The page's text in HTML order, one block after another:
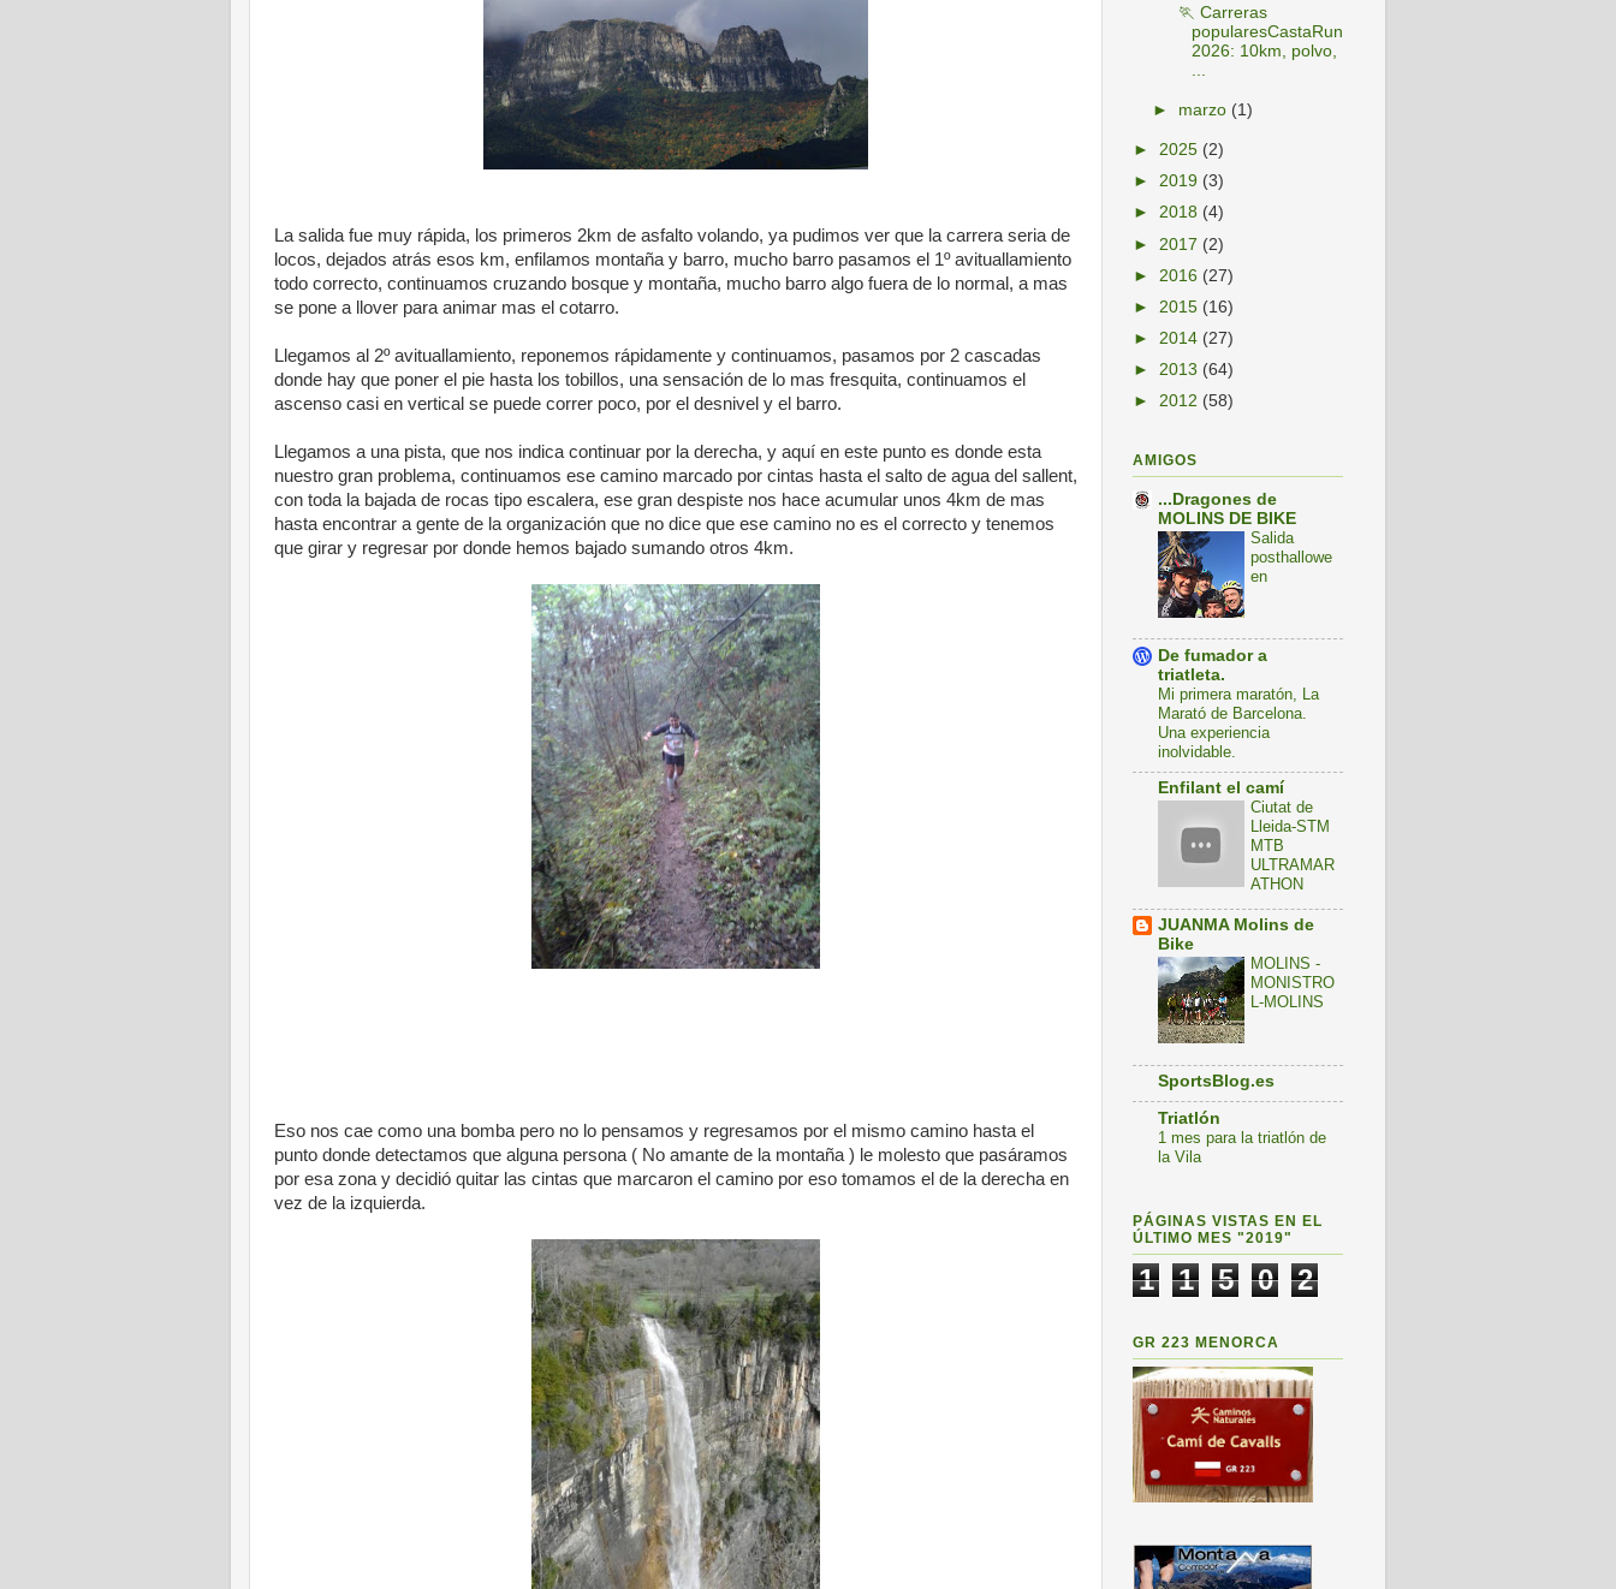
La salida fue muy rápida, los primeros 2km de asfalto volando, ya pudimos ver que la carrera seria de
locos, dejados atrás esos km, enfilamos montaña y barro, mucho barro pasamos el 1º avituallamiento
todo correcto, continuamos cruzando bosque y montaña, mucho barro algo fuera de lo normal, a mas
se pone a llover para animar mas el cotarro.
Llegamos al 2º avituallamiento, reponemos rápidamente y continuamos, pasamos por 2 cascadas
donde hay que poner el pie hasta los tobillos, una sensación de lo mas fresquita, continuamos el
ascenso casi en vertical se puede correr poco, por el desnivel y el barro.
Llegamos a una pista, que nos indica continuar por la derecha, y aquí en este punto es donde esta
nuestro gran problema, continuamos ese camino marcado por cintas hasta el salto de agua del sallent,
con toda la bajada de rocas tipo escalera, ese gran despiste nos hace acumular unos 4km de mas
hasta encontrar a gente de la organización que no dice que ese camino no es el correcto y tenemos
que girar y regresar por donde hemos bajado sumando otros 4km.
Eso nos cae como una bomba pero no lo pensamos y regresamos por el mismo camino hasta el
punto donde detectamos que alguna persona ( No amante de la montaña ) le molesto que pasáramos
por esa zona y decidió quitar las cintas que marcaron el camino por eso tomamos el de la derecha en
vez de la izquierda.
🏃 Carreras
popularesCastaRun
2026: 10km, polvo,
...
► marzo (1)
► 2025 (2)
► 2019 (3)
► 2018 (4)
► 2017 (2)
► 2016 (27)
► 2015 (16)
► 2014 (27)
► 2013 (64)
► 2012 (58)
AMIGOS
...Dragones de
MOLINS DE BIKE
Salida
posthallowe
en
De fumador a
triatleta.
Mi primera maratón, La
Marató de Barcelona.
Una experiencia
inolvidable.
Enfilant el camí
Ciutat de
Lleida-STM
MTB
ULTRAMAR
ATHON
JUANMA Molins de
Bike
MOLINS -
MONISTRO
L-MOLINS
SportsBlog.es
Triatlón
1 mes para la triatlón de
la Vila
PÁGINAS VISTAS EN EL
ÚLTIMO MES "2019"
1 1 5 0 2
GR 223 MENORCA